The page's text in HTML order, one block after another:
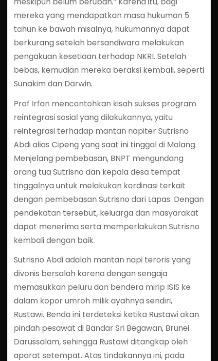
mereka yang mendapatkan masa hukuman 5
tahun ke bawah misalnya, hukumannya dapat
berkurang setelah bersandiwara melakukan
pengakuan kesetiaan terhadap NKRI. Setelah
bebas, kemudian mereka beraksi kembali, seperti
Sunakim dan Darwin.
Prof Irfan mencontohkan kisah sukses program
reintegrasi sosial yang dilakukannya, yaitu
reintegrasi terhadap mantan napiter Sutrisno
Abdi alias Cipeng yang saat ini tinggal di Malang.
Menjelang pembebasan, BNPT mengundang
orang tua Sutrisno dan kepala desa tempat
tinggalnya untuk melakukan kordinasi terkait
dengan pembebasan Sutrisno dari Lapas. Dengan
pendekatan tersebut, keluarga dan masyarakat
dapat menerima serta memperlakukan Sutrisno
kembali dengan baik.
Sutrisno Abdi adalah mantan napi teroris yang
divonis bersalah karena dengan sengaja
memasukkan peluru dan bendera mirip ISIS ke
dalam kopor umroh milik ayahnya sendiri,
Rustawi. Benda ini terdeteksi ketika Rustawi akan
pindah pesawat di Bandar Sri Begawan, Brunei
Darussalam, sehingga Rustawi ditangkap oleh
aparat setempat. Atas tindakannya ini, pada